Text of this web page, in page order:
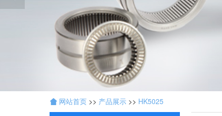
网站首页 >> 产品展示 >> HK5025
技
术
络